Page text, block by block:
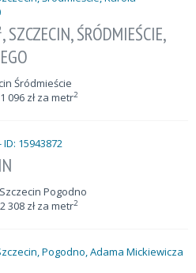
ŚRÓDMIEŚCIE,
Śródmieście
096 zł za metr2
Pogodno
308 zł za metr2